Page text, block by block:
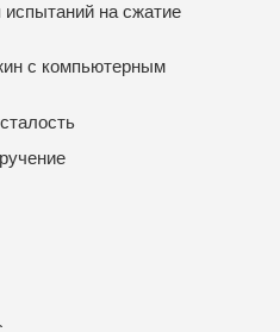
на сжатие
с компьютерным